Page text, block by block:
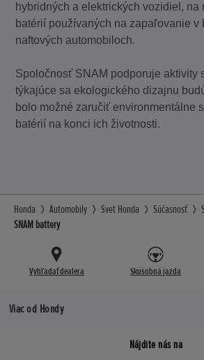
hybridných a elektrických vozidiel, na
batérií používaných na zapaľovanie v
naftových automobiloch.
Spoločnosť SNAM podporuje aktivity
týkajúce sa ekologického dizajnu
bolo možné zaručiť environmentálne
batérií na konci ich životnosti.
Honda Automobily Svet Honda Súčasnosť
SNAM battery
Vyhľadať dealera Skúšobná jazda
Viac od Hondy
Nájdite nás na